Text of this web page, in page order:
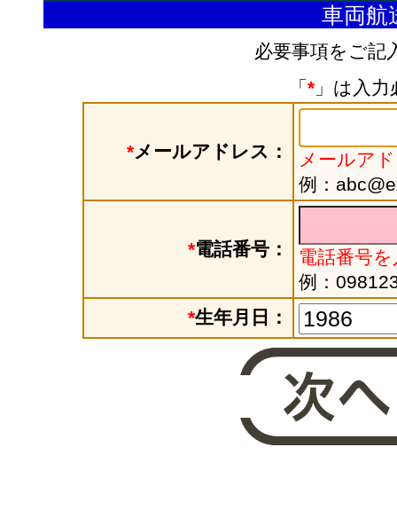
車両航
必要事項をご記
「 *」は入力
*メールアドレス：
メールア
例：
*電話番号：
電話番号
例：
*生年月日：